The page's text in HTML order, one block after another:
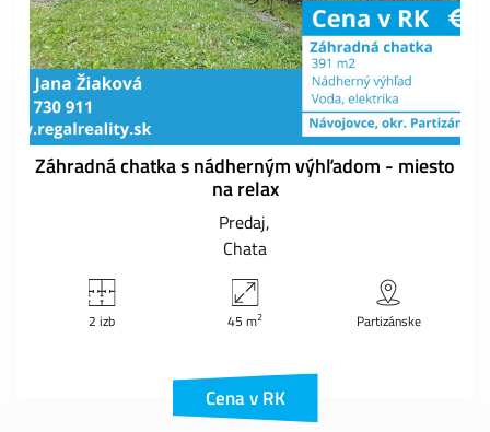
Záhradná chatka s nádherným výhľadom - miesto
na relax
Predaj
Chata
2 izb 45 m2 Partizánske
Cena v RK